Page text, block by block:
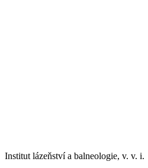
Institut lázeňství a balneologie, v. v. i.